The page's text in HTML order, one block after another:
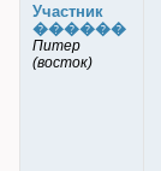
Участник
������
Питер
(восток)